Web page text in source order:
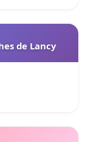
de Lancy